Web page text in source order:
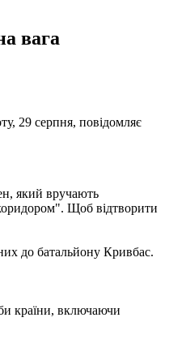
вага
29 серпня, повідомляє
який вручають
Щоб відтворити
до батальйону Кривбас.
країни, включаючи